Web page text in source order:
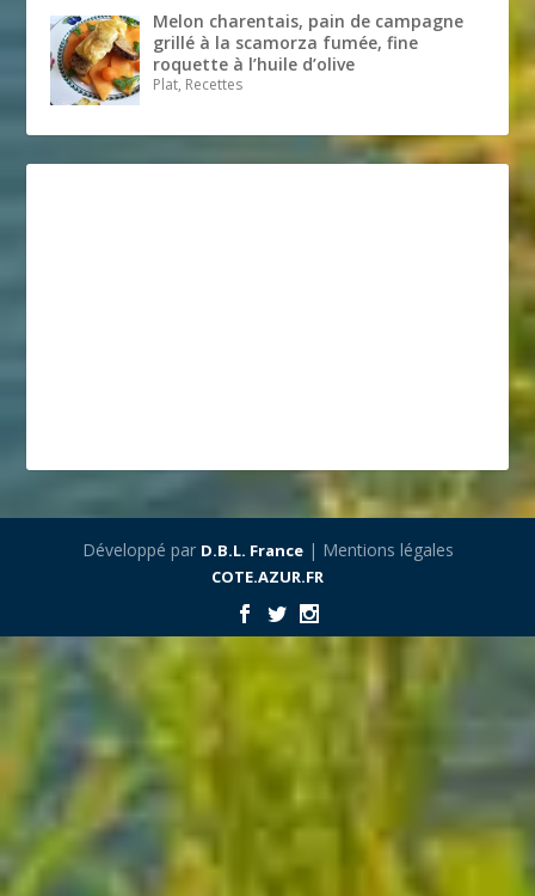
Melon charentais, pain de campagne
grillé à la scamorza fumée, fine
roquette à l’huile d’olive
Plat, Recettes
Développé par D.B.L. France| Mentions légales
COTE.AZUR.FR